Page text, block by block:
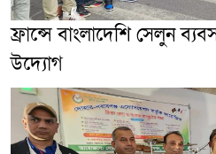
ফ্রান্সে বাংলাদেশি সেলুন
উদ্যোগ